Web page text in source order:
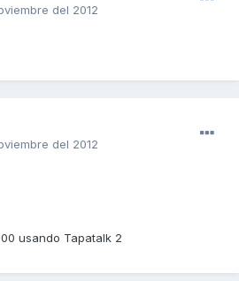
del 2012
del 2012
usando Tapatalk 2